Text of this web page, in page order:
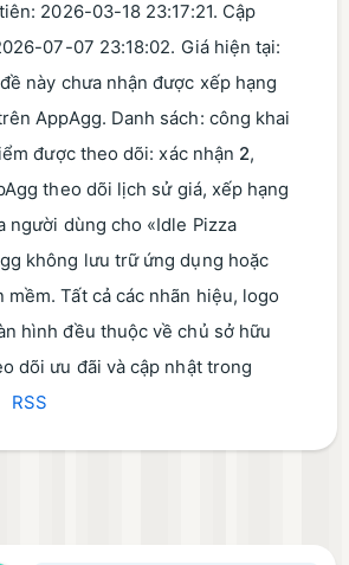
2026-03-18 23:17:21. Cập
07-07 23:18:02. Giá hiện tại:
này chưa nhận được xếp hạng
AppAgg. Danh sách: công khai
được theo dõi: xác nhận 2,
theo dõi lịch sử giá, xếp hạng
người dùng cho «Idle Pizza
không lưu trữ ứng dụng hoặc
mềm. Tất cả các nhãn hiệu, logo
hình đều thuộc về chủ sở hữu
dõi ưu đãi và cập nhật trong
RSS